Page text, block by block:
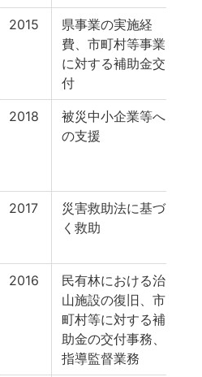
2015
県事業の実施経
費、市町村等事業
に対する補助金交
付
2018
被災中小企業等へ
の支援
2017
災害救助法に基づ
く救助
2016
民有林における治
山施設の復旧、市
町村等に対する補
助金の交付事務、
指導監督業務